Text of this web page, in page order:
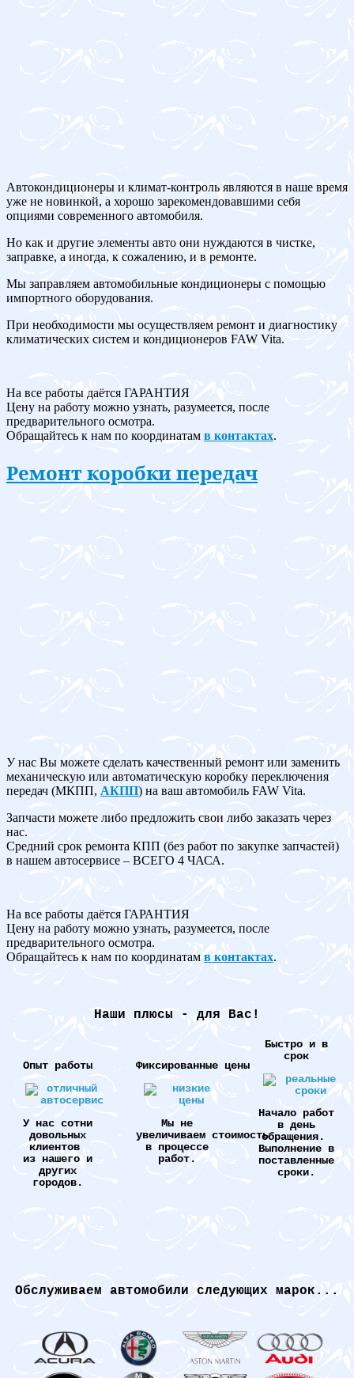
Автокондиционеры и климат-контроль являются в наше время
уже не новинкой, а хорошо зарекомендовавшими себя
опциями современного автомобиля.
Но как и другие элементы авто они нуждаются в чистке,
заправке, а иногда, к сожалению, и в ремонте.
Мы заправляем автомобильные кондиционеры с помощью
импортного оборудования.
При необходимости мы осуществляем ремонт и диагностику
климатических систем и кондиционеров FAW Vita.
На все работы даётся ГАРАНТИЯ
Цену на работу можно узнать, разумеется, после
предварительного осмотра.
Обращайтесь к нам по координатам в контактах.
Ремонт коробки передач
У нас Вы можете сделать качественный ремонт или заменить
механическую или автоматическую коробку переключения
передач (МКПП, АКПП) на ваш автомобиль FAW Vita.
Запчасти можете либо предложить свои либо заказать через
нас.
Средний срок ремонта КПП (без работ по закупке запчастей)
в нашем автосервисе – ВСЕГО 4 ЧАСА.
На все работы даётся ГАРАНТИЯ
Цену на работу можно узнать, разумеется, после
предварительного осмотра.
Обращайтесь к нам по координатам в контактах.
Наши плюсы - для Вас!
Опыт работы
У нас сотни
довольных
клиентов
из нашего и
других
городов.
Фиксированные цены
Мы не
увеличиваем стоимость
в процессе
работ.
Быстро и в
срок
Начало работ
в день
обращения.
Выполнение в
поставленные
сроки.
Обслуживаем автомобили следующих марок...